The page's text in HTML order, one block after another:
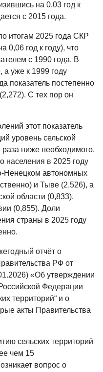
на 0,03 год к
с 2015 года.
итогам 2025 года СКР
0,06 год к году), что
с 1990 года. В
а уже к 1999 году
показатель постепенно
С тех пор он
этот показатель
уровень сельской
ниже необходимого.
населения в 2025 году
Ненецком автономных
и Тыве (2,526), а
области (0,833),
(0,855). Доли
страны в 2025 году
отчёт о
РФ от
«Об утверждении
Федерации
территорий“ и о
акты Правительства
сельских территорий
чем 15
вопрос о